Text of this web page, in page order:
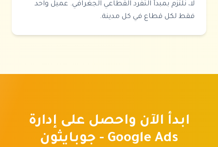
لا، نلتزم بمبدأ التفرد القطاعي الجغرافي. عميل واحد
فقط لكل قطاع في كل مدينة.
ابدأ الآن واحصل على إدارة
Google Ads - جوبايثون